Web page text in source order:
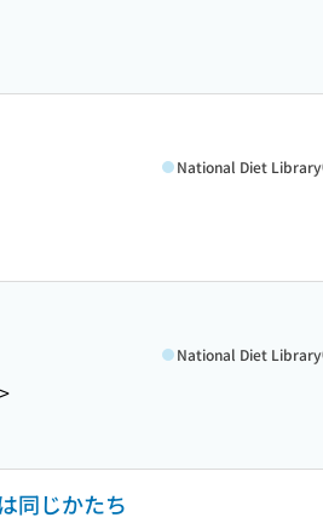
National Diet Library
National Diet Library
同じかたち